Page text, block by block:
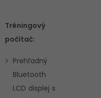
Tréningový
počítač:
Prehľadný
Bluetooth
LCD displej s